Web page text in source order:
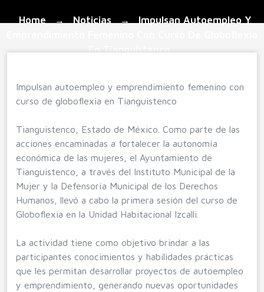
Home → Noticias →
Impulsan Autoempleo Y
En Tianguistenco
Impulsan autoempleo y emprendimiento femenino con
curso de globoflexia en Tianguistenco
Tianguistenco, Estado de México. Como parte de las
acciones encaminadas a fortalecer la autonomía
económica de las mujeres, el Ayuntamiento de
Tianguistenco, a través del Instituto Municipal de la
Mujer y la Defensoría Municipal de los Derechos
Humanos, llevó a cabo la primera sesión del curso de
Globoflexia en la Unidad Habitacional Izcalli.
La actividad tiene como objetivo brindar a las
participantes conocimientos y habilidades prácticas
que les permitan desarrollar proyectos de autoempleo
y emprendimiento, generando nuevas oportunidades